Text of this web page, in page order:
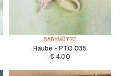
BABYMÜTZE
Haube - PTO 035
€ 4.00